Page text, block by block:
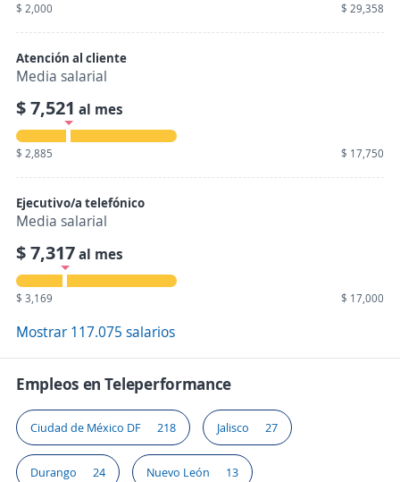
$ 2,000 $ 29,358
Atención al cliente
Media salarial
$ 7,521 al mes
$ 2,885 $ 17,750
Ejecutivo/a telefónico
Media salarial
$ 7,317al mes
$ 3,169 $ 17,000
Mostrar 117.075 salarios
Empleos en Teleperformance
Ciudad de México DF 218 Jalisco 27
Durango 24 Nuevo León 13